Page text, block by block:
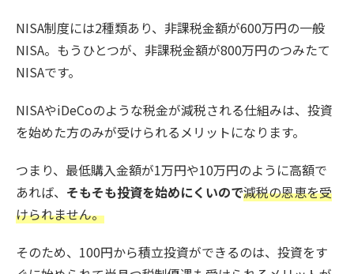
NISA制度には2種類あり、非課税金額が600万円の一般
NISA。もうひとつが、非課税金額が800万円のつみたて
NISAです。
NISAやiDeCoのような税金が減税される仕組みは、投資
を始めた方のみが受けられるメリットになります。
つまり、最低購入金額が1万円や10万円のように高額で
あれば、 そもそも投資を始めにくいので減税の恩恵を受
けられません。
そのため、100円から積立投資ができるのは、投資をす